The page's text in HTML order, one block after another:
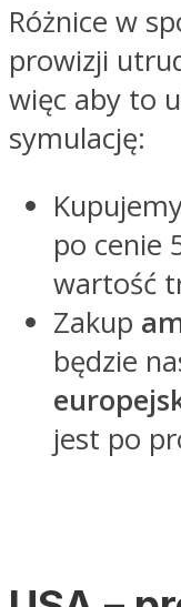
Różnice w
prowizji
więc aby to
symulację:
po cenie
wartość
Zakup
będzie
jest po